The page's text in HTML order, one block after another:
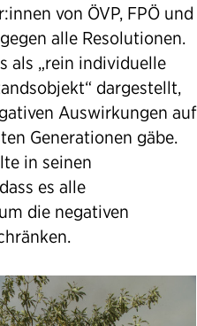
von ÖVP, FPÖ und
alle Resolutionen.
als „rein individuelle
dargestellt,
Auswirkungen auf
Generationen gäbe.
in seinen
es alle
die negativen